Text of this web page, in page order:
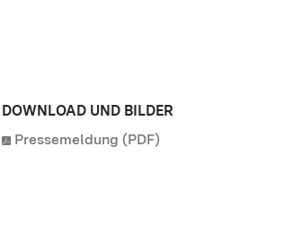
DOWNLOAD UND BILDER
Pressemeldung (PDF)